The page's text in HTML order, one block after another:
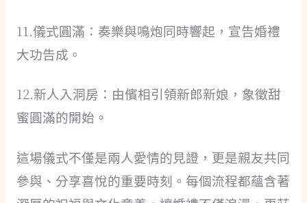
11.儀式圓滿：奏樂與鳴炮同時響起，宣告婚禮
大功告成。
12.新人入洞房：由儐相引領新郎新娘，象徵甜
蜜圓滿的開始。
這場儀式不僅是兩人愛情的見證，更是親友共同
參與、分享喜悅的重要時刻。每個流程都蘊含著